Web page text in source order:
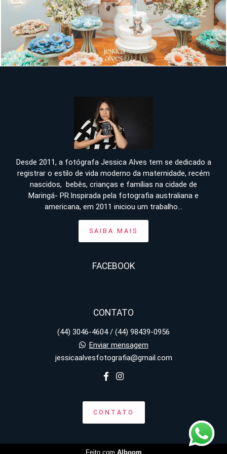
886
Desde 2011, a fotógrafa Jessica Alves tem se dedicado a
registrar o estilo de vida moderno da maternidade, recém
nascidos, bebês, crianças e famílias na cidade de
Maringá- PR.Inspirada pela fotografia australiana e
americana, em 2011 iniciou um trabalho...
SAIBA MAIS
FACEBOOK
CONTATO
(44) 3046-4604 / (44) 98439-0956
Enviar mensagem
jessicaalvesfotografia@gmail.com
CONTATO
Feito com Alboom